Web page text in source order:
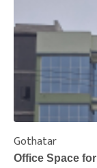
Gothatar
Office Space